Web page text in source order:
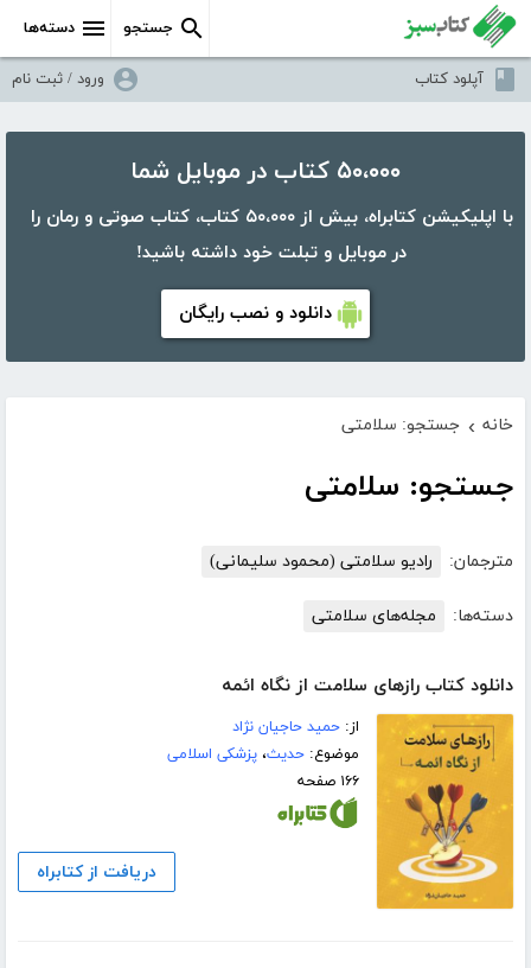
دسته‌ها جستجو
آپلود کتاب ورود / ثبت نام
۵۰،۰۰۰ کتاب در موبایل شما
با اپلیکیشن کتابراه، بیش از ۵۰،۰۰۰ کتاب، کتاب صوتی و رمان را
در موبایل و تبلت خود داشته باشید!
دانلود و نصب رایگان
خانه › جستجو: سلامتی
جستجو: سلامتی
مترجمان: رادیو سلامتی (محمود سلیمانی)
دسته‌ها: مجله‌های سلامتی
دانلود کتاب رازهای سلامت از نگاه ائمه
از:حمید حاجیان نژاد
موضوع:حدیث،پزشکی اسلامی
۱۶۶ صفحه
دریافت از کتابراه